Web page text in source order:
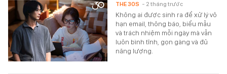
Không ai được sinh ra để xử lý vô
hạn email, thông báo, biểu mẫu
và trách nhiệm mỗi ngày mà vẫn
luôn bình tĩnh, gọn gàng và đủ
năng lượng.
THE 30S - 2 tháng trước